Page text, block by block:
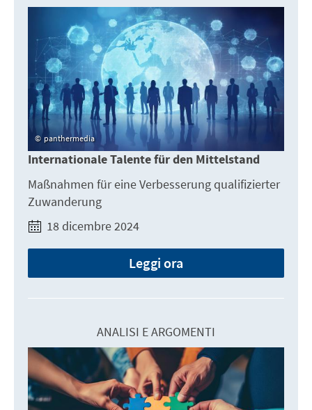
panthermedia
Internationale Talente für den Mittelstand
Maßnahmen für eine Verbesserung qualifizierter
Zuwanderung
18 dicembre 2024
Leggi ora
ANALISI E ARGOMENTI